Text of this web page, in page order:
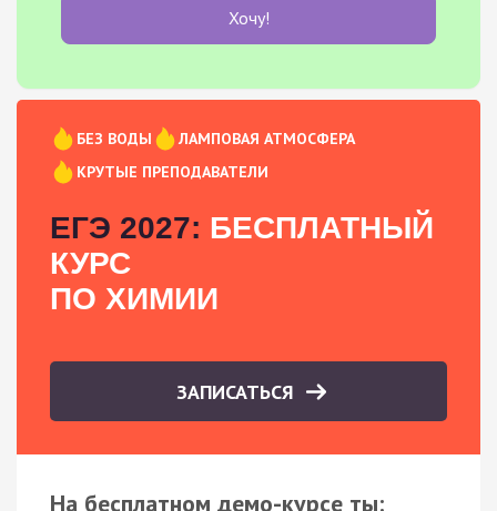
Хочу!
БЕЗ ВОДЫ
ЛАМПОВАЯ АТМОСФЕРА
КРУТЫЕ ПРЕПОДАВАТЕЛИ
ЕГЭ 2027: БЕСПЛАТНЫЙ
КУРС
ПО ХИМИИ
ЗАПИСАТЬСЯ
На бесплатном демо-курсе ты: